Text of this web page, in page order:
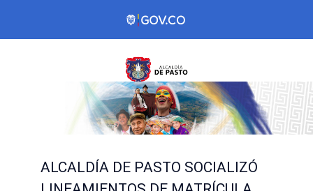
ALCALDÍA DE PASTO SOCIALIZÓ